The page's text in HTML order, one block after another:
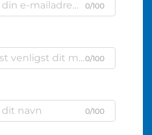
0/100
0/100
0/100